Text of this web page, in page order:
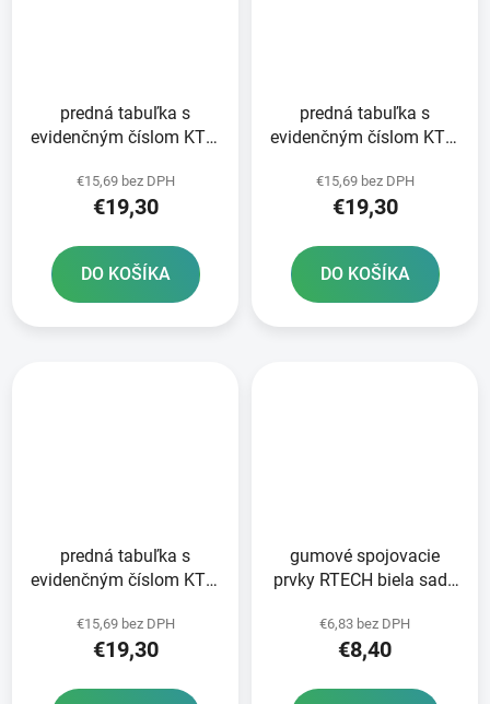
predná tabuľka s
evidenčným číslom KTM
€15,69 bez DPH
€19,30
DO KOŠÍKA
predná tabuľka s
evidenčným číslom KTM
€15,69 bez DPH
€19,30
DO KOŠÍKA
predná tabuľka s
evidenčným číslom KTM
€15,69 bez DPH
€19,30
gumové spojovacie
prvky RTECH biela sada
€6,83 bez DPH
€8,40